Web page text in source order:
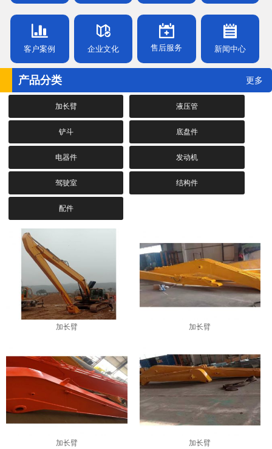
1 2 3 4
客户案例 企业文化 售后服务 新闻中心
产品分类 更多
加长臂 液压管
铲斗 底盘件
电器件 发动机
驾驶室 结构件
配件
加长臂 加长臂
加长臂 加长臂